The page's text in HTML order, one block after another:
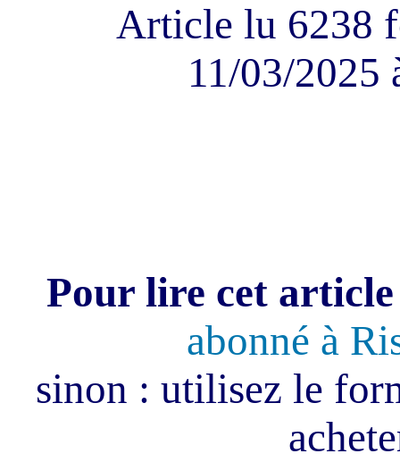
Article lu 6238
11/03/2025
Pour lire cet
abonné à
sinon : utilisez le